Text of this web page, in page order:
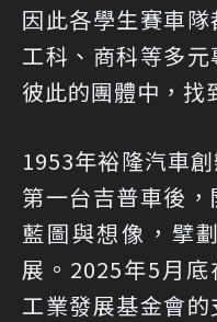
因此各學生賽車隊
工科、商科等多
彼此的團體中，找
1953年裕隆汽車
第一台吉普車後
藍圖與想像，擘
展。2025年5月
工業發展基金會